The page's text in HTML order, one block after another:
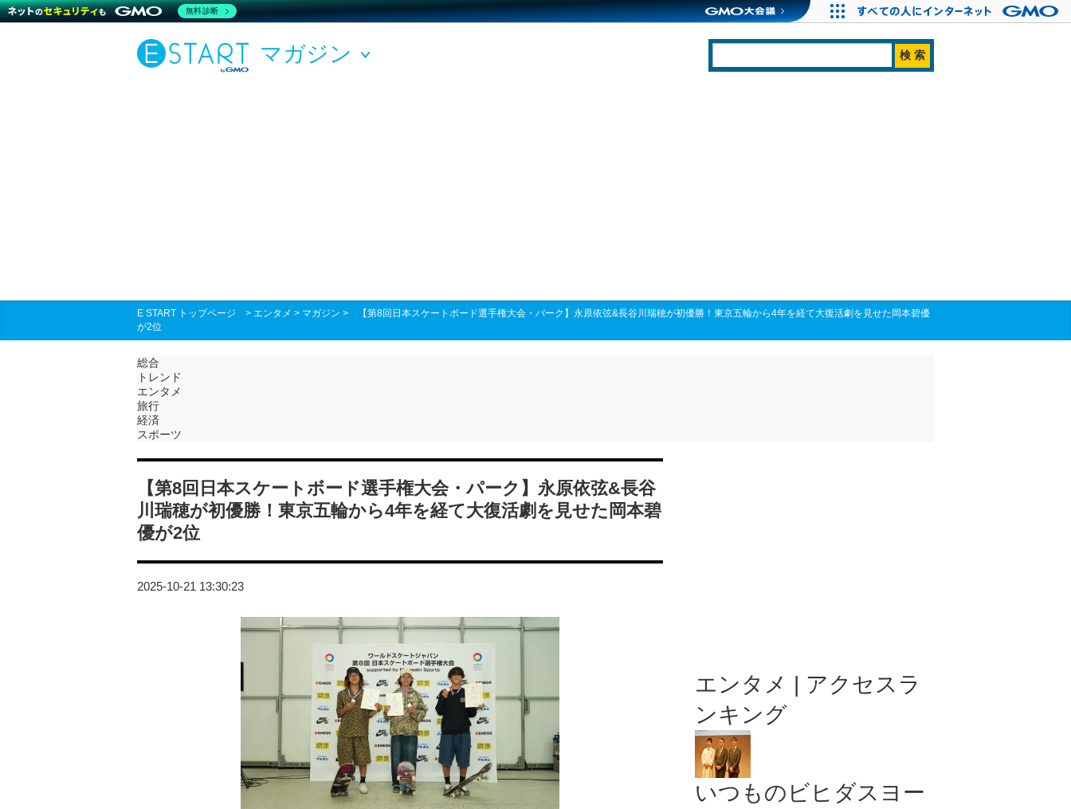
マガジン
E START トップページ > エンタメ > マガジン >
【第8回日本スケートボード選手権大会・パーク】永原依弦&長谷川瑞穂が初優勝！東京五輪から4年を経て大復活劇を見せた岡本碧優
が2位
総合
トレンド
エンタメ
旅行
経済
スポーツ
【第8回日本スケートボード選手権大会・パーク】永原依弦&長谷
川瑞穂が初優勝！東京五輪から4年を経て大復活劇を見せた岡本碧
優が2位
2025-10-21 13:30:23
エンタメ | アクセスラ
ンキング
いつものビヒダスヨー
無料診断